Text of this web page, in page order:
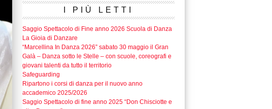
I PIÙ LETTI
Saggio Spettacolo di Fine anno 2026 Scuola di Danza
La Gioia di Danzare
“Marcellina In Danza 2026” sabato 30 maggio il Gran
Galà – Danza sotto le Stelle – con scuole, coreografi e
giovani talenti da tutto il territorio
Safeguarding
Ripartono i corsi di danza per il nuovo anno
accademico 2025/2026
Saggio Spettacolo di fine anno 2025 “Don Chisciotte e